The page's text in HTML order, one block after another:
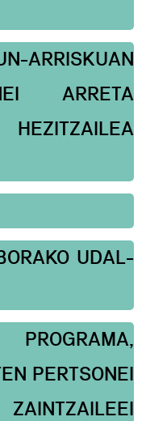
ARRISKUAN
ARRETA
UDAL-
PERTSONEI